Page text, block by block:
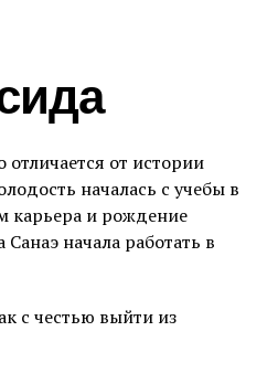
от истории
началась с учебы в
карьера и рождение
начала работать в
с честью выйти из